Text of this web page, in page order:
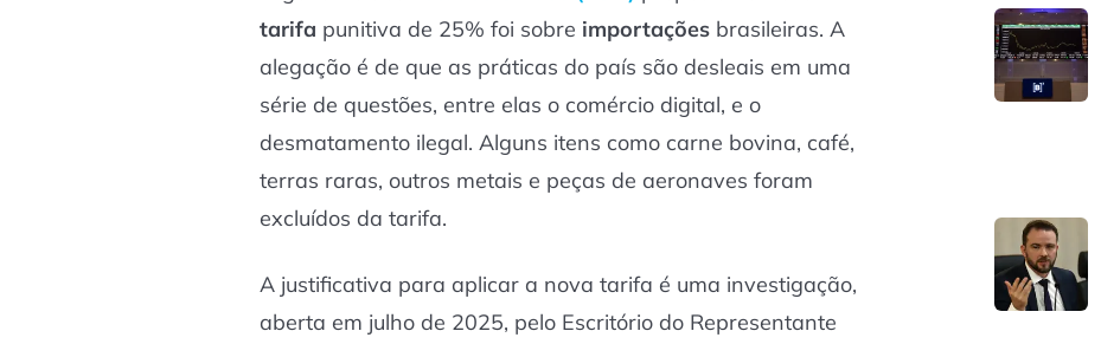
tarifa punitiva de 25% foi sobre importações brasileiras. A
alegação é de que as práticas do país são desleais em uma
série de questões, entre elas o comércio digital, e o
desmatamento ilegal. Alguns itens como carne bovina, café,
terras raras, outros metais e peças de aeronaves foram
excluídos da tarifa.
A justificativa para aplicar a nova tarifa é uma investigação,
aberta em julho de 2025, pelo Escritório do Representante